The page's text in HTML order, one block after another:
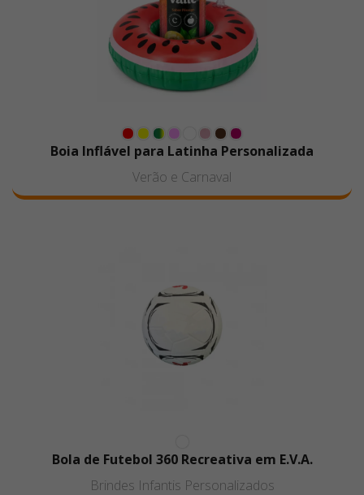
Boia Inflável para Latinha Personalizada
Verão e Carnaval
Bola de Futebol 360 Recreativa em E.V.A.
Brindes Infantis Personalizados